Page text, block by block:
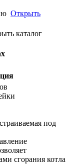
Открыть
под
сгорания котла